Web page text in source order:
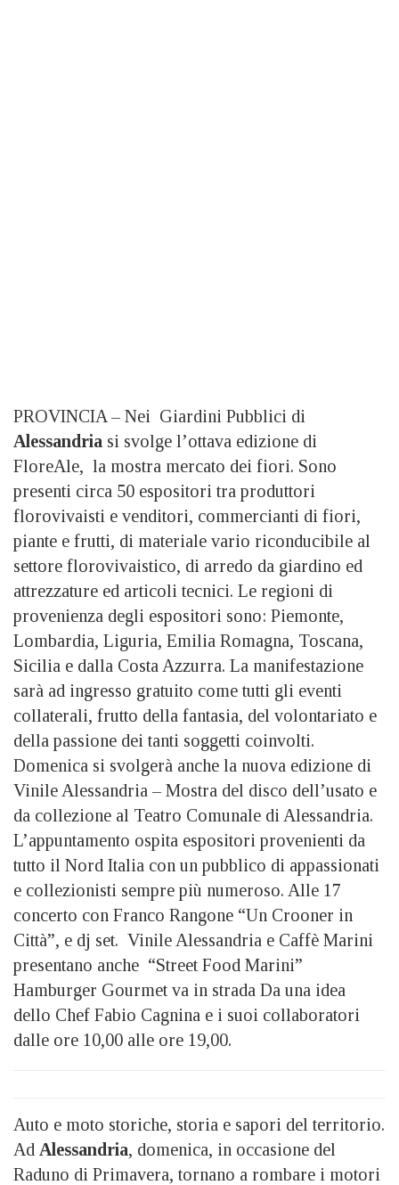
PROVINCIA – Nei Giardini Pubblici di
Alessandria si svolge l’ottava edizione di
FloreAle, la mostra mercato dei fiori. Sono
presenti circa 50 espositori tra produttori
florovivaisti e venditori, commercianti di fiori,
piante e frutti, di materiale vario riconducibile al
settore florovivaistico, di arredo da giardino ed
attrezzature ed articoli tecnici. Le regioni di
provenienza degli espositori sono: Piemonte,
Lombardia, Liguria, Emilia Romagna, Toscana,
Sicilia e dalla Costa Azzurra. La manifestazione
sarà ad ingresso gratuito come tutti gli eventi
collaterali, frutto della fantasia, del volontariato e
della passione dei tanti soggetti coinvolti.
Domenica si svolgerà anche la nuova edizione di
Vinile Alessandria – Mostra del disco dell’usato e
da collezione al Teatro Comunale di Alessandria.
L’appuntamento ospita espositori provenienti da
tutto il Nord Italia con un pubblico di appassionati
e collezionisti sempre più numeroso. Alle 17
concerto con Franco Rangone “Un Crooner in
Città”, e dj set. Vinile Alessandria e Caffè Marini
presentano anche “Street Food Marini”
Hamburger Gourmet va in strada Da una idea
dello Chef Fabio Cagnina e i suoi collaboratori
dalle ore 10,00 alle ore 19,00.
Auto e moto storiche, storia e sapori del territorio.
Ad Alessandria, domenica, in occasione del
Raduno di Primavera, tornano a rombare i motori